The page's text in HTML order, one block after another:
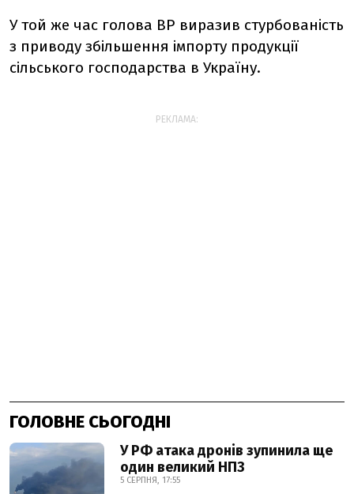
У той же час голова ВР виразив стурбованість
з приводу збільшення імпорту продукції
сільського господарства в Україну.
РЕКЛАМА:
ГОЛОВНЕ СЬОГОДНІ
У РФ атака дронів зупинила ще
один великий НПЗ
5 СЕРПНЯ, 17:55